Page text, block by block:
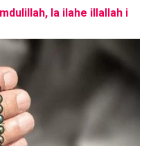
la ilahe illallah i